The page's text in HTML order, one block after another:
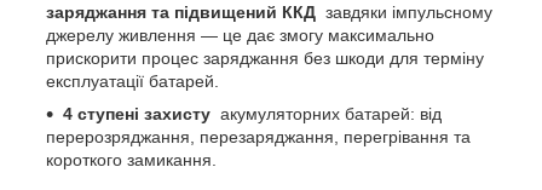
заряджання та підвищений ККД завдяки імпульсному
джерелу живлення — це дає змогу максимально
прискорити процес заряджання без шкоди для терміну
експлуатації батарей.
4 ступені захисту акумуляторних батарей: від
перерозряджання, перезаряджання, перегрівання та
короткого замикання.